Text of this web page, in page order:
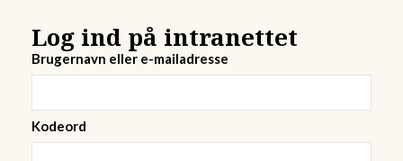
Log ind på intranettet
Brugernavn eller e-mailadresse
Kodeord